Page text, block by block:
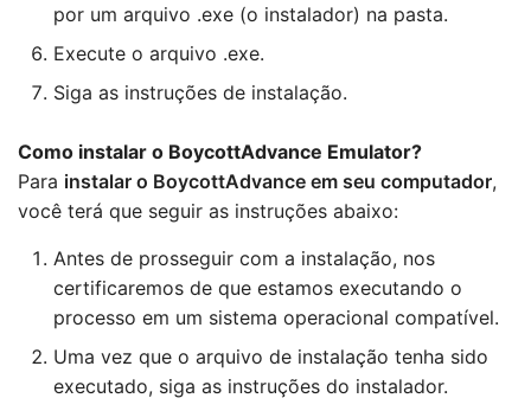
por um arquivo .exe (o instalador) na pasta.
Execute o arquivo .exe.
Siga as instruções de instalação.
Como instalar o BoycottAdvance Emulator?
Para instalar o BoycottAdvance em seu computador,
você terá que seguir as instruções abaixo:
Antes de prosseguir com a instalação, nos
certificaremos de que estamos executando o
processo em um sistema operacional compatível.
Uma vez que o arquivo de instalação tenha sido
executado, siga as instruções do instalador.